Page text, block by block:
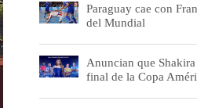
Paraguay cae con
del Mundial
Anuncian que
final de la Copa